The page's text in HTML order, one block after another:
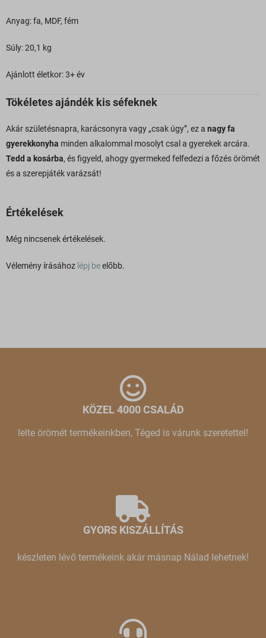
Anyag: fa, MDF, fém
Súly: 20,1 kg
Ajánlott életkor: 3+ év
Tökéletes ajándék kis séfeknek
Akár születésnapra, karácsonyra vagy „csak úgy”, ez a nagy fa
gyerekkonyha minden alkalommal mosolyt csal a gyerekek arcára.
Tedd a kosárba, és figyeld, ahogy gyermeked felfedezi a főzés örömét
és a szerepjáték varázsát!
Értékelések
Még nincsenek értékelések.
Vélemény írásához lépj beelőbb.
KÖZEL 4000 CSALÁD
lelte örömét termékeinkben, Téged is várunk szeretettel!
GYORS KISZÁLLÍTÁS
készleten lévő termékeink akár másnap Nálad lehetnek!